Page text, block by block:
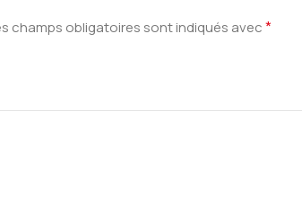
champs obligatoires sont indiqués avec*